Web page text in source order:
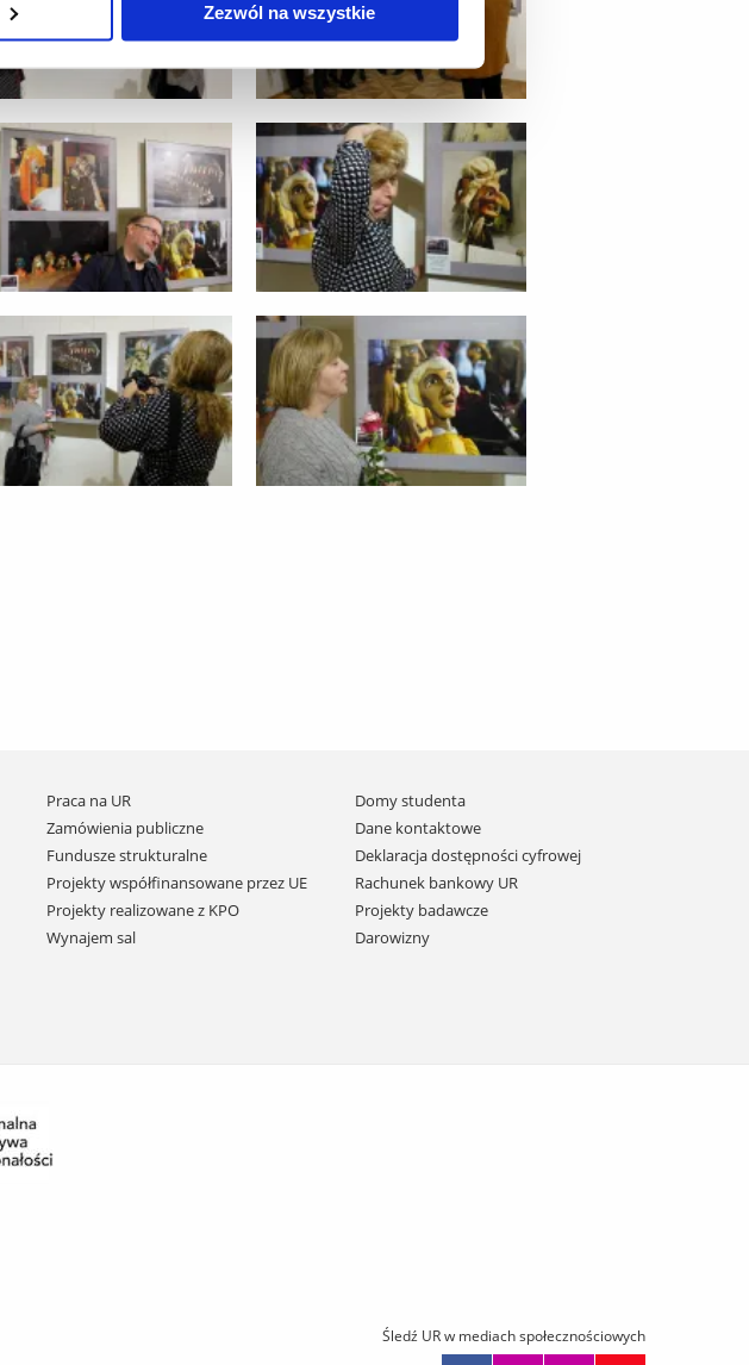
Zezwól na wszystkie
Praca na UR
Zamówienia publiczne
Fundusze strukturalne
Projekty współfinansowane przez UE
Projekty realizowane z KPO
Wynajem sal
Domy studenta
Dane kontaktowe
Deklaracja dostępności cyfrowej
Rachunek bankowy UR
Projekty badawcze
Darowizny
Śledź UR w mediach społecznościowych